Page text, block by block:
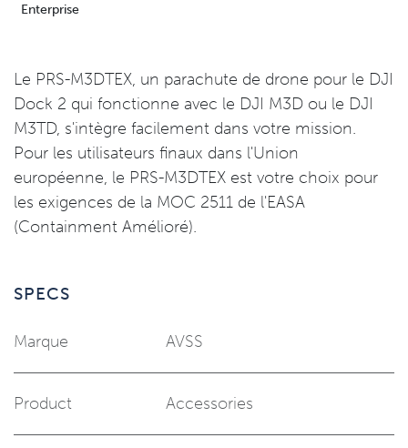
Enterprise
Le PRS-M3DTEX, un parachute de drone pour le DJI
Dock 2 qui fonctionne avec le DJI M3D ou le DJI
M3TD, s'intègre facilement dans votre mission.
Pour les utilisateurs finaux dans l'Union
européenne, le PRS-M3DTEX est votre choix pour
les exigences de la MOC 2511 de l'EASA
(Containment Amélioré).
SPECS
Marque AVSS
Product Accessories